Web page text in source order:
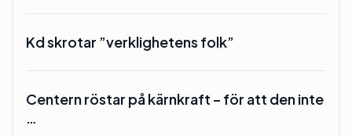
Kd skrotar ”verklighetens folk”
Centern röstar på kärnkraft – för att den inte
…